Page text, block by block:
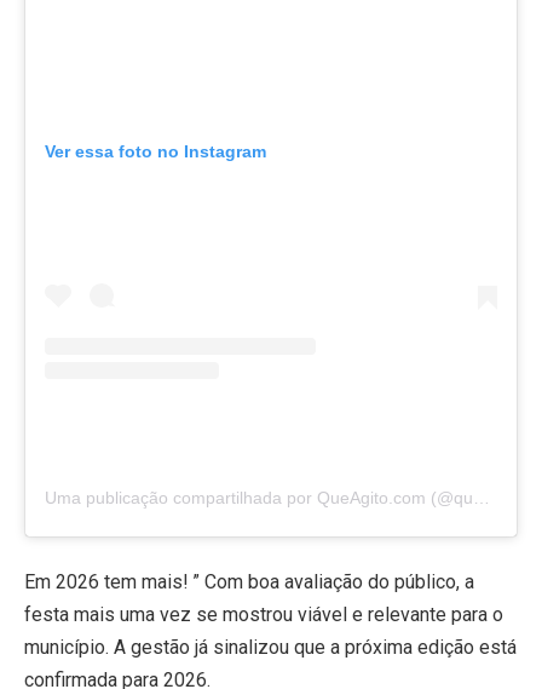
Ver essa foto no Instagram
Em 2026 tem mais! ” Com boa avaliação do público, a
festa mais uma vez se mostrou viável e relevante para o
município. A gestão já sinalizou que a próxima edição está
confirmada para 2026.